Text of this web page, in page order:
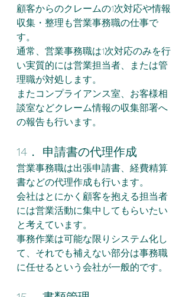
顧客からのクレームの1次対応や情報
収集・整理も営業事務職の仕事で
す。
通常、営業事務職は1次対応のみを行
い実質的には営業担当者、または管
理職が対処します。
またコンプライアンス室、お客様相
談室などクレーム情報の収集部署へ
の報告も行います。
14． 申請書の代理作成
営業事務職は出張申請書、経費精算
書などの代理作成も行います。
会社はとにかく顧客を抱える担当者
には営業活動に集中してもらいたい
と考えています。
事務作業は可能な限りシステム化し
て、それでも補えない部分は事務職
に任せるという会社が一般的です。